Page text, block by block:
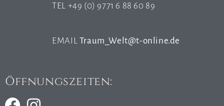
TEL +49 (0) 9771 6 88 60 89
EMAIL Traum_Welt@t-online.de
Öffnungszeiten: